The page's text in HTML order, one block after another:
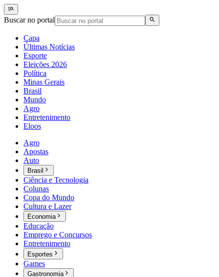
Buscar no portal
Capa
Últimas Notícias
Esporte
Eleições 2026
Política
Minas Gerais
Brasil
Mundo
Agro
Entretenimento
Eloos
Agro
Apostas
Auto
Brasil
Ciência e Tecnologia
Colunas
Copa do Mundo
Cultura e Lazer
Economia
Educação
Emprego e Concursos
Entretenimento
Esportes
Games
Gastronomia